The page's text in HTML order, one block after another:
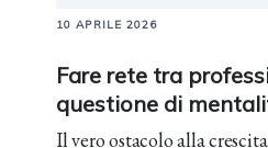
10 APRILE 2026
Fare rete tra
questione di
Il vero ostacolo alla